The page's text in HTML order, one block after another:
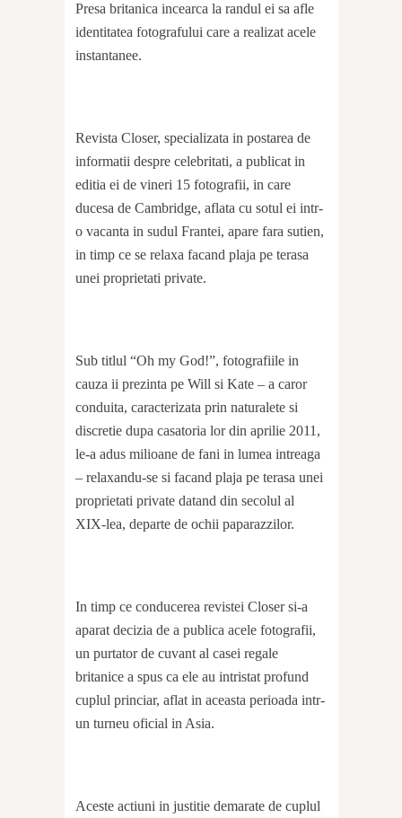
Presa britanica incearca la randul ei sa afle
identitatea fotografului care a realizat acele
instantanee.
Revista Closer, specializata in postarea de
informatii despre celebritati, a publicat in
editia ei de vineri 15 fotografii, in care
ducesa de Cambridge, aflata cu sotul ei intr-
o vacanta in sudul Frantei, apare fara sutien,
in timp ce se relaxa facand plaja pe terasa
unei proprietati private.
Sub titlul “Oh my God!”, fotografiile in
cauza ii prezinta pe Will si Kate – a caror
conduita, caracterizata prin naturalete si
discretie dupa casatoria lor din aprilie 2011,
le-a adus milioane de fani in lumea intreaga
– relaxandu-se si facand plaja pe terasa unei
proprietati private datand din secolul al
XIX-lea, departe de ochii paparazzilor.
In timp ce conducerea revistei Closer si-a
aparat decizia de a publica acele fotografii,
un purtator de cuvant al casei regale
britanice a spus ca ele au intristat profund
cuplul princiar, aflat in aceasta perioada intr-
un turneu oficial in Asia.
Aceste actiuni in justitie demarate de cuplul